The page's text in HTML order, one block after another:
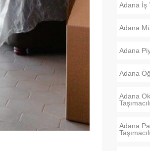
Adana İş
Adana
Adana
Adana
Adana
Adana